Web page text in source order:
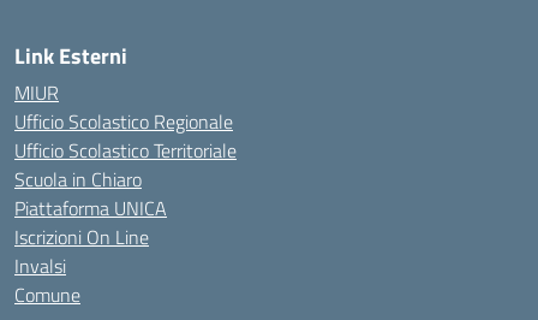
Link Esterni
MIUR
Ufficio Scolastico Regionale
Ufficio Scolastico Territoriale
Scuola in Chiaro
Piattaforma UNICA
Iscrizioni On Line
Invalsi
Comune